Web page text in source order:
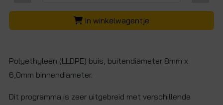
In winkelwagentje
Polyethyleen (LLDPE) buis, buitendiameter 8mm x
6,0mm binnendiameter.
Dit programma is zeer uitgebreid met verschillende